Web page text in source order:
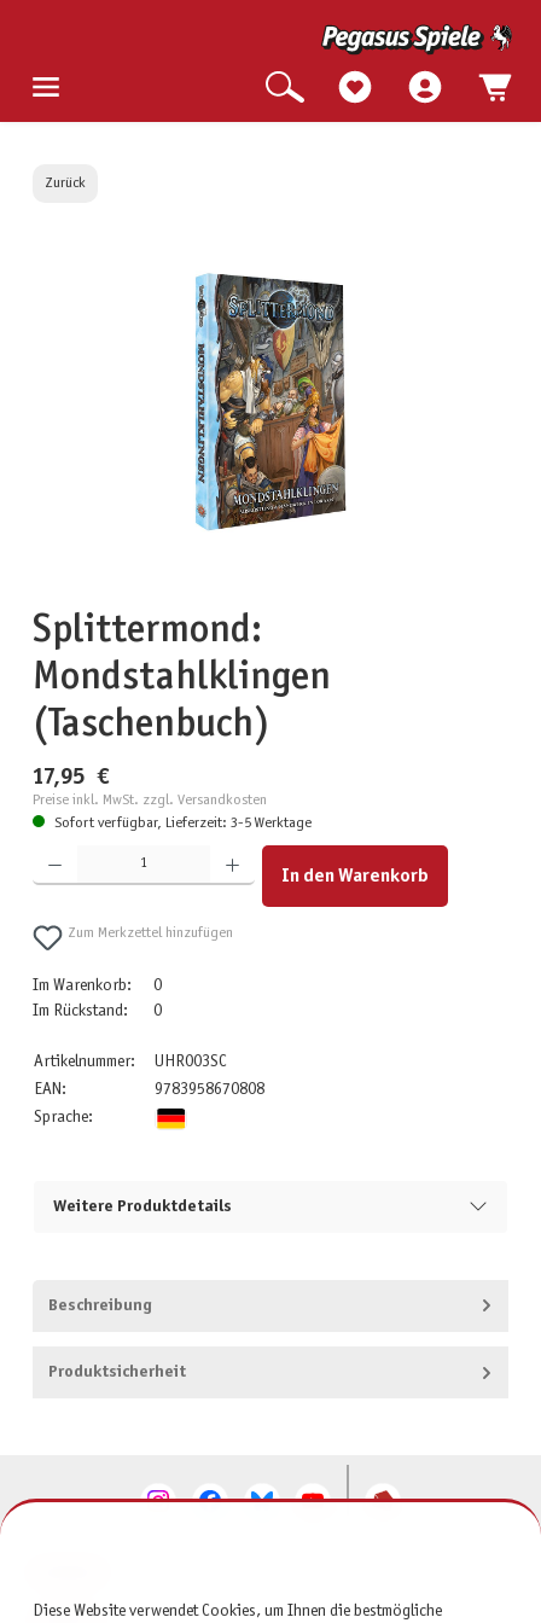
Zurück
Bildergalerie überspringen
Splittermond:
Mondstahlklingen
(Taschenbuch)
17,95 €
Preise inkl. MwSt. zzgl. Versandkosten
Sofort verfügbar, Lieferzeit: 3-5 Werktage
Produkt Anzahl: Gib den gewünschten Wert ein oder benutze die Schaltflächen um die Anzahl zu
In den Warenkorb
Zum Merkzettel hinzufügen
Im Warenkorb:
0
Im Rückstand:
0
Artikelnummer:
UHR003SC
EAN:
9783958670808
Sprache:
Weitere Produktdetails
Beschreibung
Produktsicherheit
Diese Website verwendet Cookies, um Ihnen die bestmögliche